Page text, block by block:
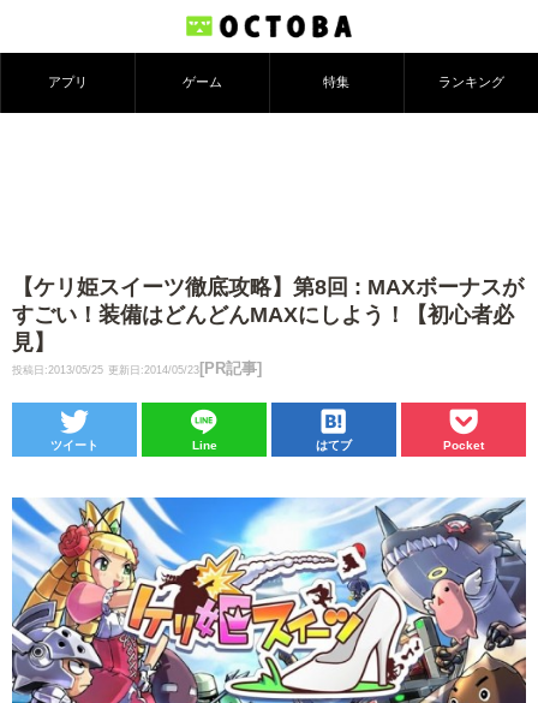
アプリ ゲーム 特集 ランキング
【ケリ姫スイーツ徹底攻略】第8回 : MAXボーナスが
すごい！装備はどんどんMAXにしよう！【初心者必
見】
投稿日:2013/05/25 更新日:2014/05/23 [PR記事]
ツイート Line はてブ Pocket